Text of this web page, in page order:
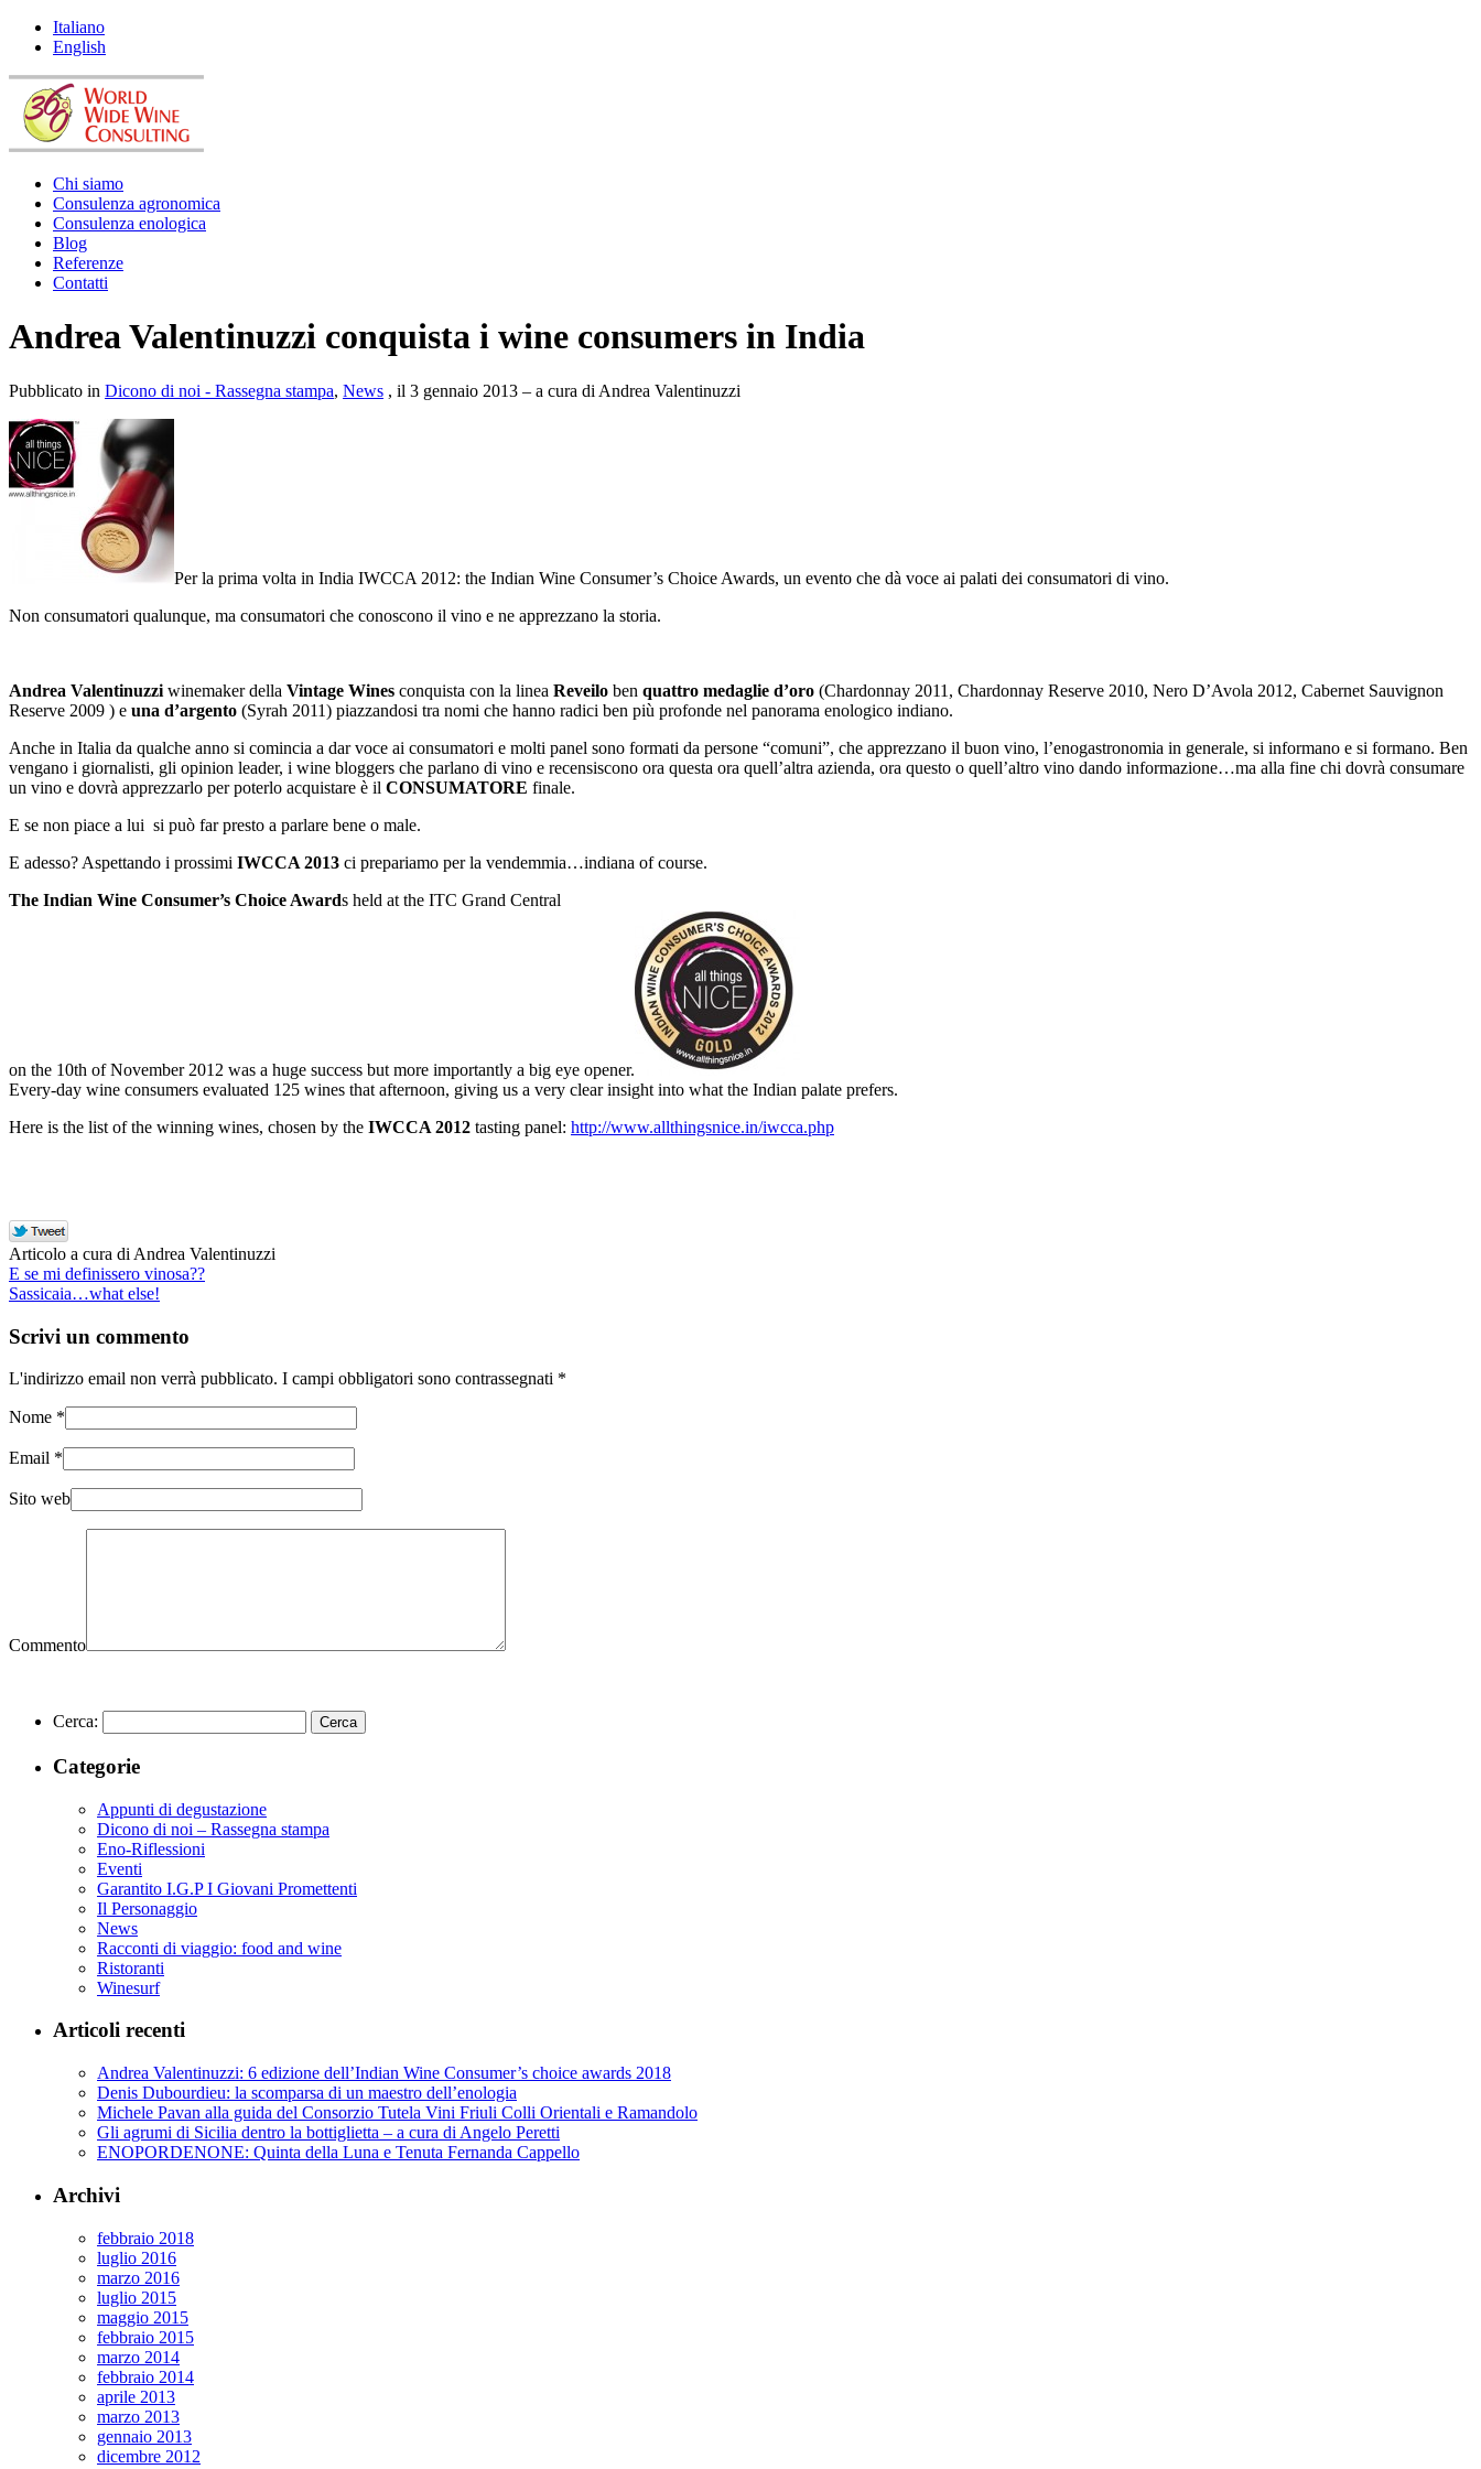
Italiano
English
Chi siamo
Consulenza agronomica
Consulenza enologica
Blog
Referenze
Contatti
Andrea Valentinuzzi conquista i wine consumers in India
Pubblicato in Dicono di noi - Rassegna stampa, News , il 3 gennaio 2013 – a cura di Andrea Valentinuzzi
Per la prima volta in India IWCCA 2012: the Indian Wine Consumer’s Choice Awards, un evento che dà voce ai palati dei consumatori di vino.
Non consumatori qualunque, ma consumatori che conoscono il vino e ne apprezzano la storia.
Andrea Valentinuzzi winemaker della Vintage Wines conquista con la linea Reveilo ben quattro medaglie d’oro (Chardonnay 2011, Chardonnay Reserve 2010, Nero D’Avola 2012, Cabernet Sauvignon
Reserve 2009 ) e una d’argento (Syrah 2011) piazzandosi tra nomi che hanno radici ben più profonde nel panorama enologico indiano.
Anche in Italia da qualche anno si comincia a dar voce ai consumatori e molti panel sono formati da persone “comuni”, che apprezzano il buon vino, l’enogastronomia in generale, si informano e si formano. Ben
vengano i giornalisti, gli opinion leader, i wine bloggers che parlano di vino e recensiscono ora questa ora quell’altra azienda, ora questo o quell’altro vino dando informazione…ma alla fine chi dovrà consumare
un vino e dovrà apprezzarlo per poterlo acquistare è il CONSUMATORE finale.
E se non piace a lui si può far presto a parlare bene o male.
E adesso? Aspettando i prossimi IWCCA 2013 ci prepariamo per la vendemmia…indiana of course.
The Indian Wine Consumer’s Choice Awards held at the ITC Grand Central
on the 10th of November 2012 was a huge success but more importantly a big eye opener.
Every-day wine consumers evaluated 125 wines that afternoon, giving us a very clear insight into what the Indian palate prefers.
Here is the list of the winning wines, chosen by the IWCCA 2012 tasting panel: http://www.allthingsnice.in/iwcca.php
Articolo a cura di Andrea Valentinuzzi
E se mi definissero vinosa??
Sassicaia…what else!
Scrivi un commento
L'indirizzo email non verrà pubblicato. I campi obbligatori sono contrassegnati *
Nome *
Email *
Sito web
Commento
Cerca:
Categorie
Appunti di degustazione
Dicono di noi – Rassegna stampa
Eno-Riflessioni
Eventi
Garantito I.G.P I Giovani Promettenti
Il Personaggio
News
Racconti di viaggio: food and wine
Ristoranti
Winesurf
Articoli recenti
Andrea Valentinuzzi: 6 edizione dell’Indian Wine Consumer’s choice awards 2018
Denis Dubourdieu: la scomparsa di un maestro dell’enologia
Michele Pavan alla guida del Consorzio Tutela Vini Friuli Colli Orientali e Ramandolo
Gli agrumi di Sicilia dentro la bottiglietta – a cura di Angelo Peretti
ENOPORDENONE: Quinta della Luna e Tenuta Fernanda Cappello
Archivi
febbraio 2018
luglio 2016
marzo 2016
luglio 2015
maggio 2015
febbraio 2015
marzo 2014
febbraio 2014
aprile 2013
marzo 2013
gennaio 2013
dicembre 2012